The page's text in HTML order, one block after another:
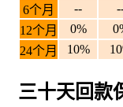
6个月
--
12个月
0%
24个月
10%
三十天回款